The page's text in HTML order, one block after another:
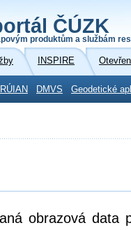
ČÚZK
produktům a službám
INSPIRE
RÚIAN DMVS Geodetické
obrazová data